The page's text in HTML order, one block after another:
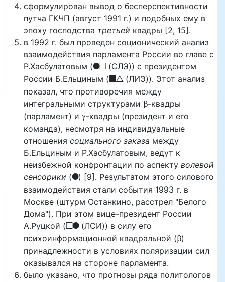
сформулирован вывод о бесперспективности
путча ГКЧП (август 1991 г.) и подобных ему в
эпоху господства третьей квадры [2, 15].
в 1992 г. был проведен соционический анализ
взаимодействия парламента России во главе с
Р.Хасбулатовым (FL (СЛЭ)) с президентом
России Б.Ельциным (PT(ЛИЭ)). Этот анализ
показал, что противоречия между
интегральными структурами b-квадры
(парламент) и c-квадры (президент и его
команда), несмотря на индивидуальные
отношения социального заказа между
Б.Ельциным и Р.Хасбулатовым, ведут к
неизбежной конфронтации по аспекту волевой
сенсорики (F) [9]. Результатом этого силового
взаимодействия стали события 1993 г. в
Москве (штурм Останкино, расстрел "Белого
Дома"). При этом вице-президент России
А.Руцкой (LF(ЛСИ)) в силу его
психоинформационной квадральной (b)
принадлежности в условиях поляризации сил
оказывался на стороне парламента.
было указано, что прогнозы ряда политологов